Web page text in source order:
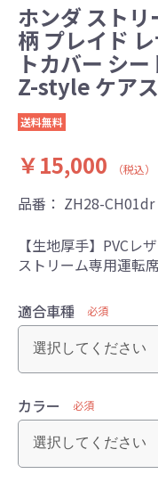
ホンダ ストリ
柄 プレイド
トカバー シ
Z-style ケア
送料無料
￥15,000 （税込）
品番： ZH28-
【生地厚手】PVC
ストリーム専用運転
適合車種 必須
カラー 必須